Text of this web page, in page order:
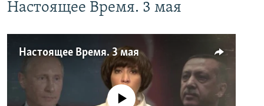
Настоящее Время. 3 мая
Настоящее Время. 3 мая
No media source currently available